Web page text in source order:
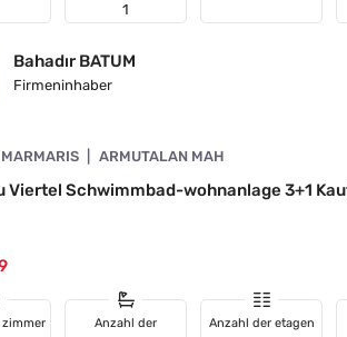
1
Bahadır BATUM
Firmeninhaber
MARMARIS ARMUTALAN MAH
Viertel Schwimmbad-wohnanlage 3+1
Anzahl der
Anzahl der etagen